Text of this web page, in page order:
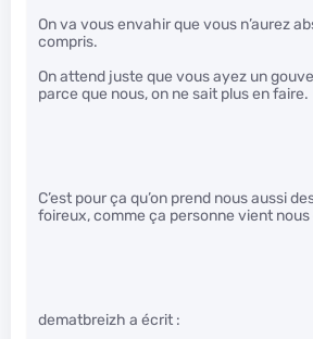
On va vous envahir que vous n’aurez
compris.
On attend juste que vous ayez un
parce que nous, on ne sait plus en faire.
C’est pour ça qu’on prend nous aussi
foireux, comme ça personne vient nous
dematbreizh a écrit :